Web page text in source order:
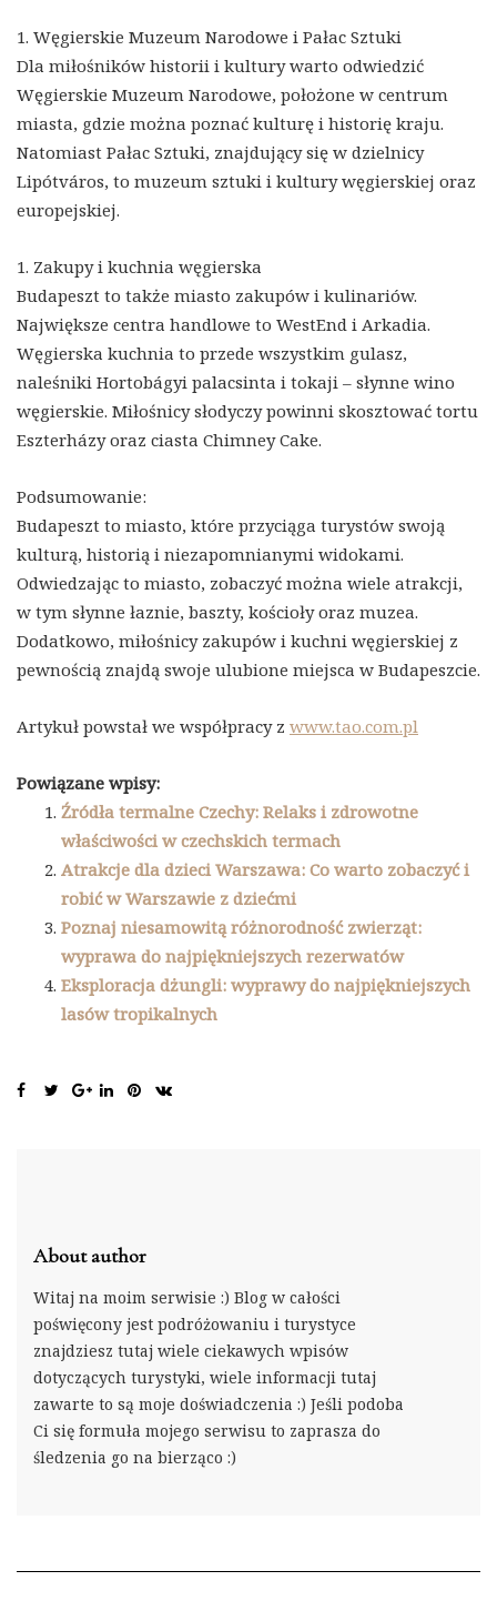
1. Węgierskie Muzeum Narodowe i Pałac Sztuki
Dla miłośników historii i kultury warto odwiedzić
Węgierskie Muzeum Narodowe, położone w centrum
miasta, gdzie można poznać kulturę i historię kraju.
Natomiast Pałac Sztuki, znajdujący się w dzielnicy
Lipótváros, to muzeum sztuki i kultury węgierskiej oraz
europejskiej.
1. Zakupy i kuchnia węgierska
Budapeszt to także miasto zakupów i kulinariów.
Największe centra handlowe to WestEnd i Arkadia.
Węgierska kuchnia to przede wszystkim gulasz,
naleśniki Hortobágyi palacsinta i tokaji – słynne wino
węgierskie. Miłośnicy słodyczy powinni skosztować tortu
Eszterházy oraz ciasta Chimney Cake.
Podsumowanie:
Budapeszt to miasto, które przyciąga turystów swoją
kulturą, historią i niezapomnianymi widokami.
Odwiedzając to miasto, zobaczyć można wiele atrakcji,
w tym słynne łaznie, baszty, kościoły oraz muzea.
Dodatkowo, miłośnicy zakupów i kuchni węgierskiej z
pewnością znajdą swoje ulubione miejsca w Budapeszcie.
Artykuł powstał we współpracy z www.tao.com.pl
Powiązane wpisy:
Źródła termalne Czechy: Relaks i zdrowotne
właściwości w czechskich termach
Atrakcje dla dzieci Warszawa: Co warto zobaczyć i
robić w Warszawie z dziećmi
Poznaj niesamowitą różnorodność zwierząt:
wyprawa do najpiękniejszych rezerwatów
Eksploracja dżungli: wyprawy do najpiękniejszych
lasów tropikalnych
About author
Witaj na moim serwisie :) Blog w całości
poświęcony jest podróżowaniu i turystyce
znajdziesz tutaj wiele ciekawych wpisów
dotyczących turystyki, wiele informacji tutaj
zawarte to są moje doświadczenia :) Jeśli podoba
Ci się formuła mojego serwisu to zaprasza do
śledzenia go na bierząco :)